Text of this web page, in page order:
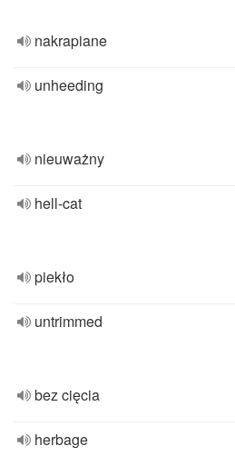
nakrapiane
unheeding
nieuważny
hell-cat
piekło
untrimmed
bez cięcia
herbage